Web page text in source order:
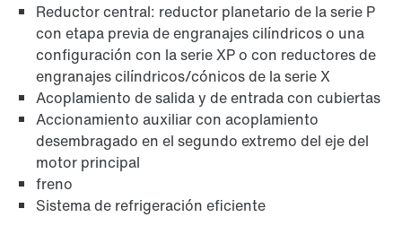
Reductor central: reductor planetario de la serie P
con etapa previa de engranajes cilíndricos o una
configuración con la serie XP o con reductores de
engranajes cilíndricos/cónicos de la serie X
Acoplamiento de salida y de entrada con cubiertas
Accionamiento auxiliar con acoplamiento
desembragado en el segundo extremo del eje del
motor principal
freno
Sistema de refrigeración eficiente